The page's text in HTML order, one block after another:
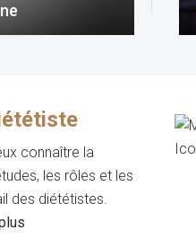
connaître la
les rôles et les
des diététistes.